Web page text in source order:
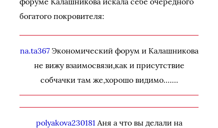
богатого покровителя:
na.ta367Экономический форум и Калашникова
не вижу взаимосвязи,как и присутствие
собчачки там же,хорошо видимо…….
polyakova230181Аня а что вы делали на